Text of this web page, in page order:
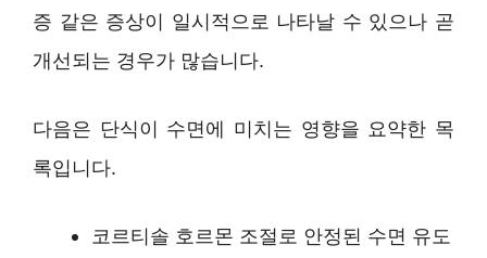
증 같은 증상이 일시적으로 나타날 수 있으나 곧
개선되는 경우가 많습니다.
다음은 단식이 수면에 미치는 영향을 요약한 목
록입니다.
코르티솔 호르몬 조절로 안정된 수면 유도